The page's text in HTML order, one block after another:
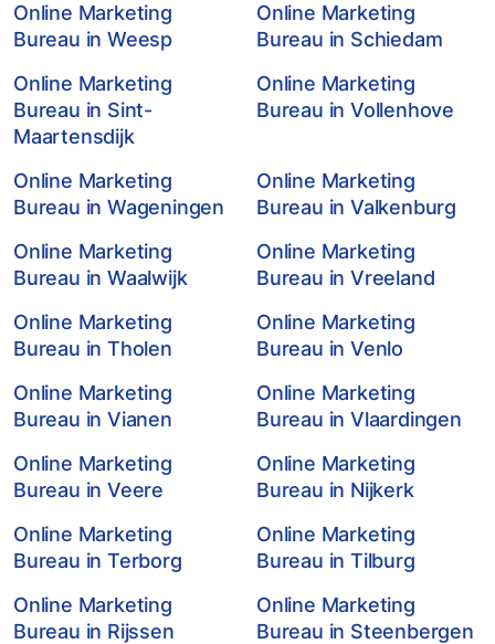
Online Marketing
Bureau in Weesp
Online Marketing
Bureau in Schiedam
Online Marketing
Bureau in Sint-
Maartensdijk
Online Marketing
Bureau in Vollenhove
Online Marketing
Bureau in Wageningen
Online Marketing
Bureau in Valkenburg
Online Marketing
Bureau in Waalwijk
Online Marketing
Bureau in Vreeland
Online Marketing
Bureau in Tholen
Online Marketing
Bureau in Venlo
Online Marketing
Bureau in Vianen
Online Marketing
Bureau in Vlaardingen
Online Marketing
Bureau in Veere
Online Marketing
Bureau in Nijkerk
Online Marketing
Bureau in Terborg
Online Marketing
Bureau in Tilburg
Online Marketing
Bureau in Rijssen
Online Marketing
Bureau in Steenbergen